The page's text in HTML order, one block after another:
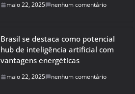
maio 22, 2025 nenhum comentário
Brasil se destaca como potencial
hub de inteligência artificial com
vantagens energéticas
maio 22, 2025 nenhum comentário